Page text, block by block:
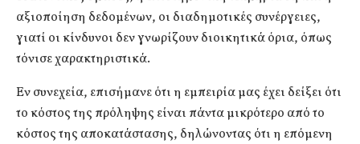
αξιοποίηση δεδομένων, οι διαδημοτικές συνέργειες,
γιατί οι κίνδυνοι δεν γνωρίζουν διοικητικά όρια, όπως
τόνισε χαρακτηριστικά.
Εν συνεχεία, επισήμανε ότι η εμπειρία μας έχει δείξει ότι
το κόστος της πρόληψης είναι πάντα μικρότερο από το
κόστος της αποκατάστασης, δηλώνοντας ότι η επόμενη